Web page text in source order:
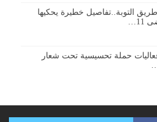
طريق التوبة..تفاصيل خطيرة يحكيها
حملة تحسيسية تحت شعار